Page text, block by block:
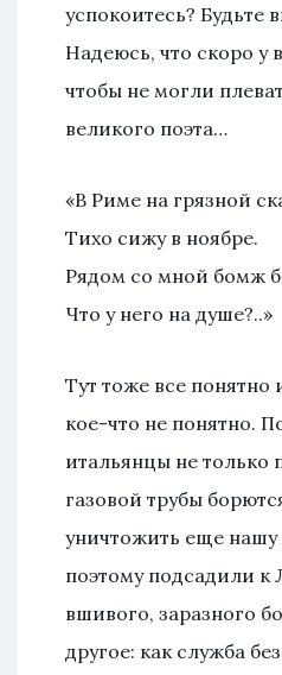
успокоитесь? Будьте
Надеюсь, что скоро у
чтобы не могли
великого поэта…
«В Риме на грязной
Тихо сижу в ноябре.
Рядом со мной бомж
Что у него на душе?..»
Тут тоже все понятно
кое-что не понятно.
итальянцы не только
газовой трубы
уничтожить еще
поэтому подсадили к
вшивого, заразного
другое: как служба